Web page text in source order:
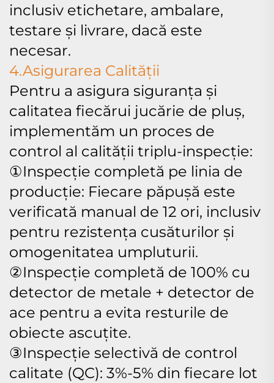
inclusiv etichetare, ambalare,
testare și livrare, dacă este
necesar.
4.Asigurarea Calității
Pentru a asigura siguranța și
calitatea fiecărui jucărie de pluș,
implementăm un proces de
control al calității triplu-inspecție:
①Inspecție completă pe linia de
producție: Fiecare păpușă este
verificată manual de 12 ori, inclusiv
pentru rezistența cusăturilor și
omogenitatea umpluturii.
②Inspecție completă de 100% cu
detector de metale + detector de
ace pentru a evita resturile de
obiecte ascuțite.
③Inspecție selectivă de control
calitate (QC): 3%-5% din fiecare lot